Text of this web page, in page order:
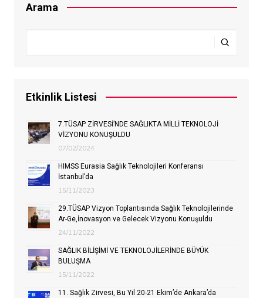
Arama
Etkinlik Listesi
7.TÜSAP ZİRVESİ’NDE SAĞLIKTA MİLLİ TEKNOLOJİ
VİZYONU KONUŞULDU
07/02/2024
HIMSS Eurasia Sağlık Teknolojileri Konferansı
İstanbul’da
15/11/2023
29.TÜSAP Vizyon Toplantısında Sağlık Teknolojilerinde
Ar-Ge,İnovasyon ve Gelecek Vizyonu Konuşuldu
24/11/2022
SAĞLIK BİLİŞİMİ VE TEKNOLOJİLERİNDE BÜYÜK
BULUŞMA
15/11/2022
11. Sağlık Zirvesi, Bu Yıl 20-21 Ekim’de Ankara’da